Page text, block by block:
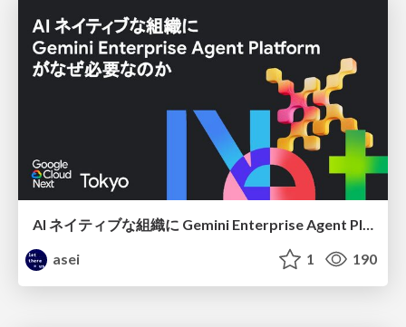
AI ネイティブな組織に Gemini Enterprise Agent Platform がなぜ必要なのか
asei
1 190